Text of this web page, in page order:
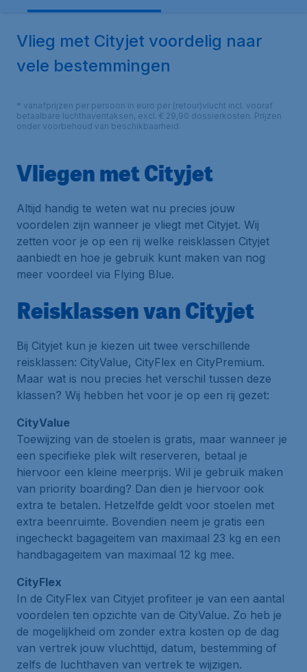
Vlieg met Cityjet voordelig naar
vele bestemmingen
* vanafprijzen per persoon in euro per (retour)vlucht incl. vooraf
betaalbare luchthaventaksen, excl. € 29,90 dossierkosten. Prijzen
onder voorbehoud van beschikbaarheid.
Vliegen met Cityjet
Altijd handig te weten wat nu precies jouw
voordelen zijn wanneer je vliegt met Cityjet. Wij
zetten voor je op een rij welke reisklassen Cityjet
aanbiedt en hoe je gebruik kunt maken van nog
meer voordeel via Flying Blue.
Reisklassen van Cityjet
Bij Cityjet kun je kiezen uit twee verschillende
reisklassen: CityValue, CityFlex en CityPremium.
Maar wat is nou precies het verschil tussen deze
klassen? Wij hebben het voor je op een rij gezet:
CityValue
Toewijzing van de stoelen is gratis, maar wanneer je
een specifieke plek wilt reserveren, betaal je
hiervoor een kleine meerprijs. Wil je gebruik maken
van priority boarding? Dan dien je hiervoor ook
extra te betalen. Hetzelfde geldt voor stoelen met
extra beenruimte. Bovendien neem je gratis een
ingecheckt bagageitem van maximaal 23 kg en een
handbagageitem van maximaal 12 kg mee.
CityFlex
In de CityFlex van Cityjet profiteer je van een aantal
voordelen ten opzichte van de CityValue. Zo heb je
de mogelijkheid om zonder extra kosten op de dag
van vertrek jouw vluchttijd, datum, bestemming of
zelfs de luchthaven van vertrek te wijzigen.